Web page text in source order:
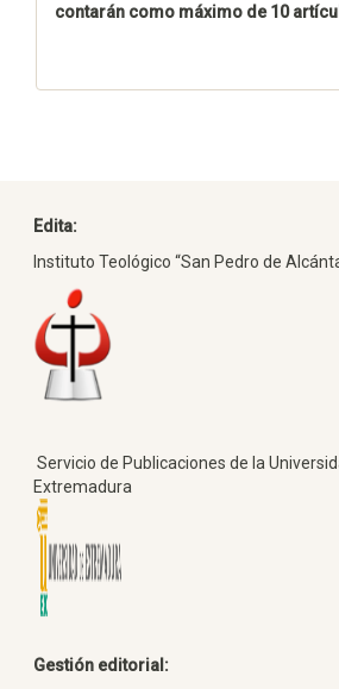
contarán como máximo de 10
Edita:
Instituto Teológico “San Pedro de
Servicio de Publicaciones de la
Extremadura
Gestión editorial: